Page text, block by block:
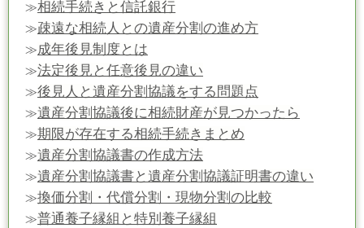
≫相続手続きと信託銀行
≫疎遠な相続人との遺産分割の進め方
≫成年後見制度とは
≫法定後見と任意後見の違い
≫後見人と遺産分割協議をする問題点
≫遺産分割協議後に相続財産が見つかったら
≫期限が存在する相続手続きまとめ
≫遺産分割協議書の作成方法
≫遺産分割協議書と遺産分割協議証明書の違い
≫換価分割・代償分割・現物分割の比較
≫普通養子縁組と特別養子縁組